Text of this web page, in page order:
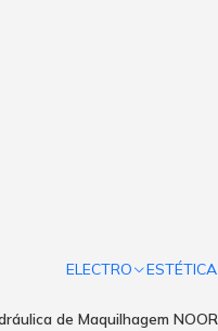
ELECTRO ESTÉTICA
de Maquilhagem NOOR